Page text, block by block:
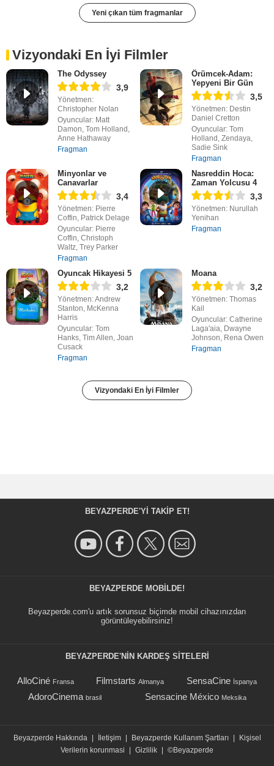
Yeni çıkan tüm fragmanlar
Vizyondaki En İyi Filmler
The Odyssey
3,9
Yönetmen:
Christopher Nolan
Oyuncular: Matt
Damon, Tom Holland,
Anne Hathaway
Fragman
Örümcek-Adam:
Yepyeni Bir Gün
3,5
Yönetmen: Destin
Daniel Cretton
Oyuncular: Tom
Holland, Zendaya,
Sadie Sink
Fragman
Minyonlar ve
Canavarlar
3,4
Yönetmen: Pierre
Coffin, Patrick Delage
Oyuncular: Pierre
Coffin, Christoph
Waltz, Trey Parker
Fragman
Nasreddin Hoca:
Zaman Yolcusu 4
3,3
Yönetmen: Nurullah
Yenihan
Fragman
Oyuncak Hikayesi 5
3,2
Yönetmen: Andrew
Stanton, McKenna
Harris
Oyuncular: Tom
Hanks, Tim Allen, Joan
Cusack
Fragman
Moana
3,2
Yönetmen: Thomas
Kail
Oyuncular: Catherine
Laga'aia, Dwayne
Johnson, Rena Owen
Fragman
Vizyondaki En İyi Filmler
BEYAZPERDE'YI TAKIP ET!
BEYAZPERDE MOBILDE!
Beyazperde.com'u artık sorunsuz biçimde mobil cihazınızdan
görüntüleyebilirsiniz!
BEYAZPERDE'NIN KARDEŞ SİTELERİ
AlloCiné Fransa Filmstarts Almanya SensaCine İspanya
AdoroCinema brasil Sensacine México Meksika
Beyazperde Hakkında İletişim Beyazperde Kullanım Şartları
Kişisel
Verilerin korunmasi
Gizlilik ©Beyazperde